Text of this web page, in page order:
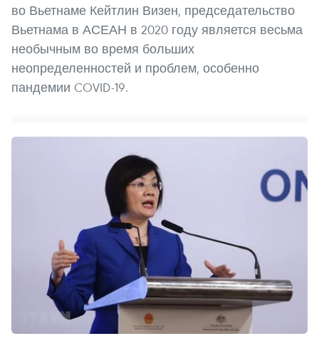
во Вьетнаме Кейтлин Визен, председательство
Вьетнама в АСЕАН в 2020 году является весьма
необычным во время больших
неопределенностей и проблем, особенно
пандемии COVID-19.